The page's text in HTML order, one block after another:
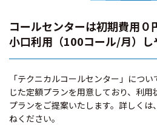
コールセンターは初期費用０
小口利用（100コール/月）し
「テクニカルコールセンター」につ
じた定額プランを用意しており、利
プランをご提案いたします。詳しく
ねください。